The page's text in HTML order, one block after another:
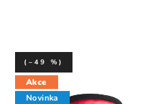
Akce
Novinka
(–49 %)